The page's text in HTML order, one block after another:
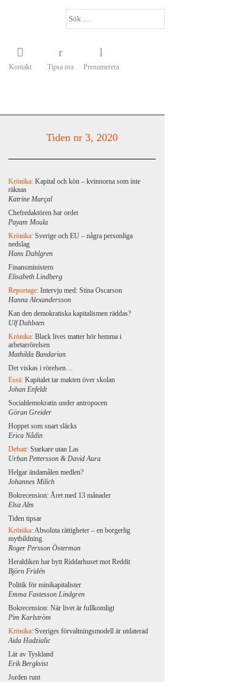
Kontakt Tipsa oss Prenumerera
Tiden nr 3, 2020
Krönika:Kapital och kön – kvinnorna som inte
räknas
Katrine Marçal
Chefredaktören har ordet
Payam Moula
Krönika:Sverige och EU – några personliga
nedslag
Hans Dahlgren
Finansministern
Elisabeth Lindberg
Reportage:Intervju med: Stina Oscarson
Hanna Alexandersson
Kan den demokratiska kapitalismen räddas?
Ulf Dahlsten
Krönika:Black lives matter hör hemma i
arbetarrörelsen
Mathilda Bandarian
Det viskas i rörelsen…
Essä:Kapitalet tar makten över skolan
Johan Enfeldt
Socialdemokratin under antropocen
Göran Greider
Hoppet som snart släcks
Erica Nådin
Debatt:Starkare utan Las
Urban Pettersson & David Aura
Helgar ändamålen medlen?
Johannes Milich
Bokrecension: Året med 13 månader
Elsa Alm
Tiden tipsar
Krönika:Absoluta rättigheter – en borgerlig
mytbildning
Roger Persson Österman
Heraldiken har bytt Riddarhuset mot Reddit
Björn Fridén
Politik för minikapitalister
Emma Fastesson Lindgren
Bokrecension: När livet är fullkomligt
Pim Karlström
Krönika:Sveriges förvaltningsmodell är utdaterad
Aida Hadzialic
Lär av Tyskland
Erik Bergkvist
Jorden runt